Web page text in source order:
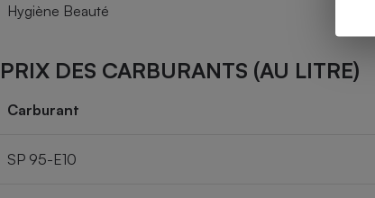
Hygiène Beauté
PRIX DES CARBURANTS (AU LITRE)
Carburant
SP 95-E10